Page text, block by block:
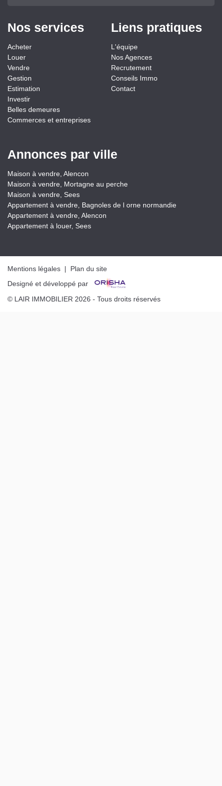
Nos services
Acheter
Louer
Vendre
Gestion
Estimation
Investir
Belles demeures
Commerces et entreprises
Liens pratiques
L'équipe
Nos Agences
Recrutement
Conseils Immo
Contact
Annonces par ville
Maison à vendre, Alencon
Maison à vendre, Mortagne au perche
Maison à vendre, Sees
Appartement à vendre, Bagnoles de l orne normandie
Appartement à vendre, Alencon
Appartement à louer, Sees
Mentions légales | Plan du site
Designé et développé par
© LAIR IMMOBILIER 2026 - Tous droits réservés